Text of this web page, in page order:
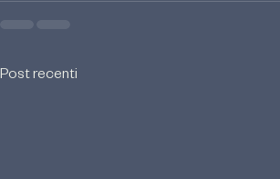
Post recenti